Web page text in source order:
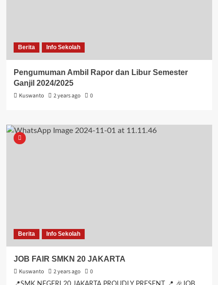
Berita Info Sekolah
Pengumuman Ambil Rapor dan Libur Semester
Ganjil 2024/2025
Kuswanto
2 years ago 0
Berita Info Sekolah
JOB FAIR SMKN 20 JAKARTA
Kuswanto
2 years ago 0